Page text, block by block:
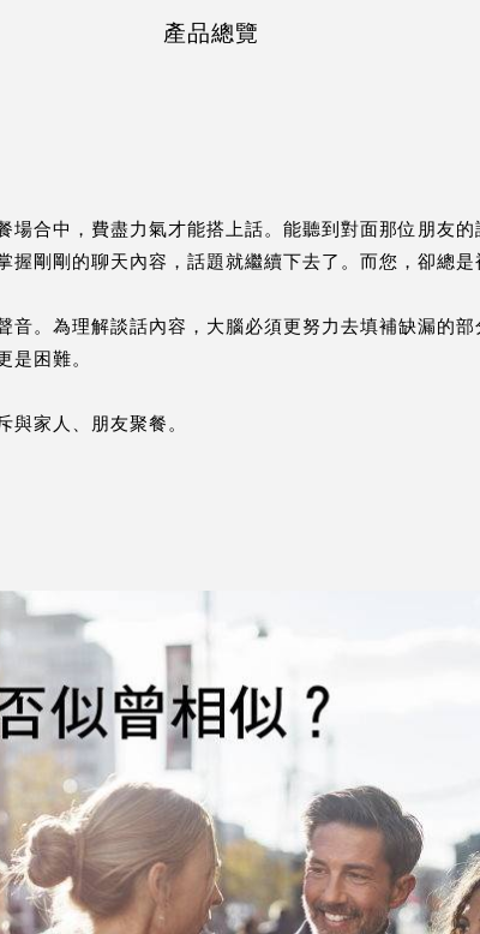
產品總覽
場合中，費盡力氣才能搭上話。能聽到對面那位朋友
握剛剛的聊天內容，話題就繼續下去了。而您，卻總
音。為理解談話內容，大腦必須更努力去填補缺漏的
是困難。
與家人、朋友聚餐。